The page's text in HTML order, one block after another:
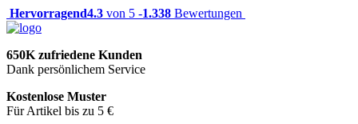
Hervorragend4.3 von 5 -1.338 Bewertungen
650K zufriedene Kunden
Dank persönlichem Service
Kostenlose Muster
Für Artikel bis zu 5 €